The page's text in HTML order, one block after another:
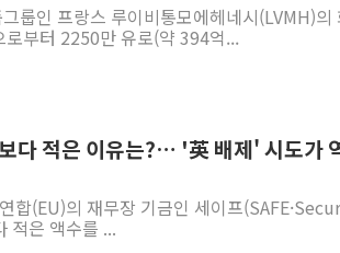
룹인 프랑스 루이비통모에헤네시(LVMH)의
로부터 2250만 유로(약 394억...
다 적은 이유는?… '英 배제' 시도가
합(EU)의 재무장 기금인 세이프
은 액수를 ...